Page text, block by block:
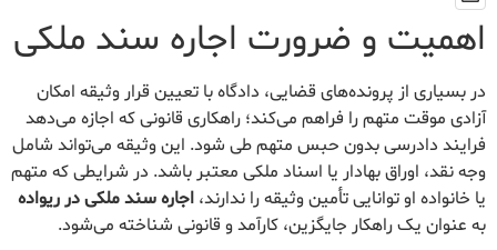
اهمیت و ضرورت اجاره سند ملکی
در بسیاری از پرونده‌های قضایی، دادگاه با تعیین قرار وثیقه امکان
آزادی موقت متهم را فراهم می‌کند؛ راهکاری قانونی که اجازه می‌دهد
فرایند دادرسی بدون حبس متهم طی شود. این وثیقه می‌تواند شامل
وجه نقد، اوراق بهادار یا اسناد ملکی معتبر باشد. در شرایطی که متهم
یا خانواده او توانایی تأمین وثیقه را ندارند، اجاره سند ملکی در ریواده
به عنوان یک راهکار جایگزین، کارآمد و قانونی شناخته می‌شود.